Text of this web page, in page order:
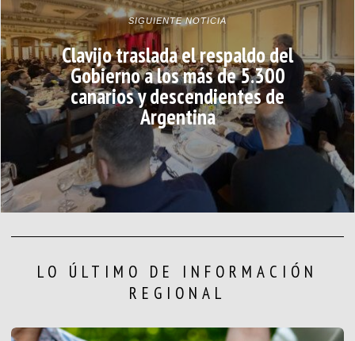
SIGUIENTE NOTICIA
Clavijo traslada el respaldo del
Gobierno a los más de 5.300
canarios y descendientes de
Argentina
LO ÚLTIMO DE INFORMACIÓN
REGIONAL